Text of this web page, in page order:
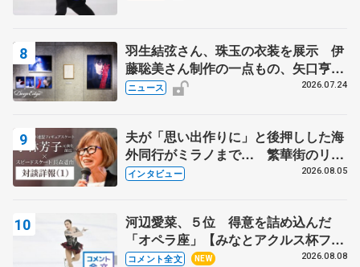
羽生結弦さん、珠玉の衣装を展示 伊
藤聡美さん制作の一点もの、矢口亨さ
んが撮影
ニュース 2026.07.24
夫が「思い出作りに」と後押しした海
外同行がミラノまで… 繁華街のリン
クでは不良のお兄さんも味方に 小林
インタビュー 2026.08.05
河辺愛菜、５位 得意を詰め込んだ
「オペラ座」【みなとアクルス杯フリ
ー】
コメント全文 NEW 2026.08.08